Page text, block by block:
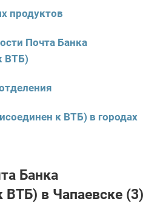
продуктов
Почта Банкa
ВТБ)
к ВТБ) в городах
Банкa
ВТБ) в Чапаевске (3)